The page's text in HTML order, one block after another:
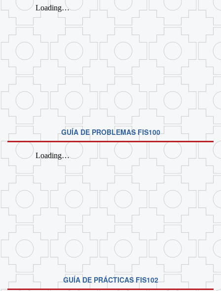
GUÍA DE PROBLEMAS FIS100
GUÍA DE PRÁCTICAS FIS102